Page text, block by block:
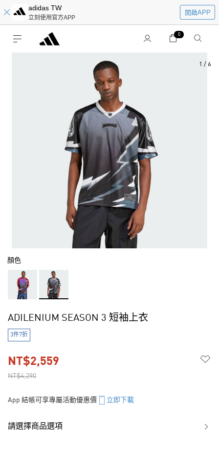
adidas TW
立刻使用官方APP
開啟APP
0
1 / 6
顏色
ADILENIUM SEASON 3 短袖上衣
3件7折
NT$4,290
NT$2,559
App 結帳可享專屬活動優惠價 立即下載
請選擇商品選項